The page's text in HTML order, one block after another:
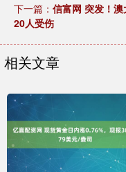
下一篇： 信富网 突发！
20人受伤
相关文章